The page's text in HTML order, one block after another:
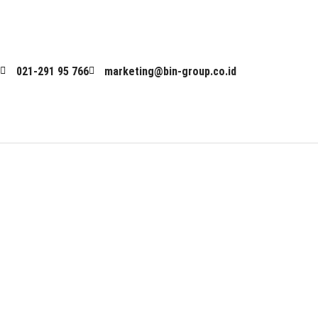
content
021-291 95 766 marketing@bin-group.co.id